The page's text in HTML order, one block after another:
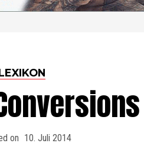
on 10. Juli 2014